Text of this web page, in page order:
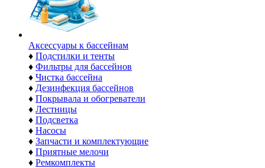
Аксессуары к бассейнам
♦ Подстилки и тенты
♦ Фильтры для бассейнов
♦ Чистка бассейна
♦ Дезинфекция бассейнов
♦ Покрывала и обогреватели
♦ Лестницы
♦ Подсветка
♦ Насосы
♦ Запчасти и комплектующие
♦ Приятные мелочи
♦ Ремкомплекты